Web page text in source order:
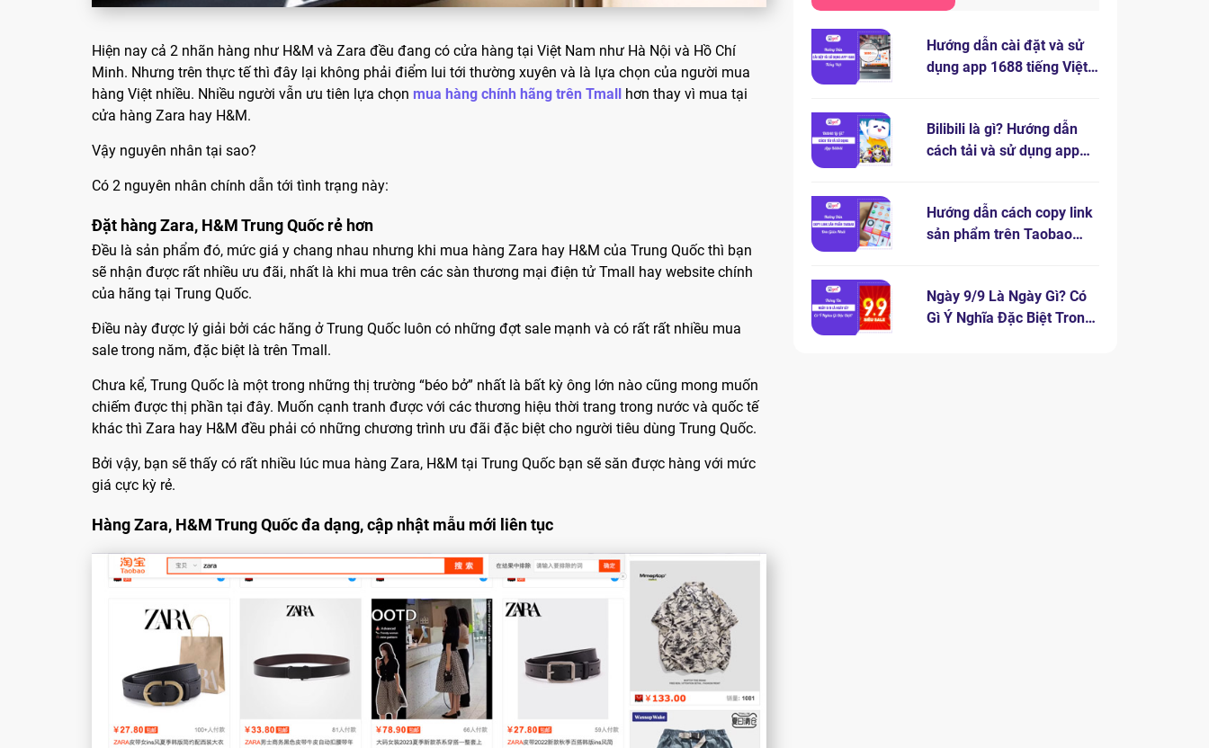
Hiện nay cả 2 nhãn hàng như H&M và Zara đều đang có cửa hàng tại Việt Nam như Hà Nội và Hồ Chí
Minh. Nhưng trên thực tế thì đây lại không phải điểm lui tới thường xuyên và là lựa chọn của người mua
hàng Việt nhiều. Nhiều người vẫn ưu tiên lựa chọn mua hàng chính hãng trên Tmall hơn thay vì mua tại
cửa hàng Zara hay H&M.
Vậy nguyên nhân tại sao?
Có 2 nguyên nhân chính dẫn tới tình trạng này:
Đặt hàng Zara, H&M Trung Quốc rẻ hơn
Đều là sản phẩm đó, mức giá y chang nhau nhưng khi mua hàng Zara hay H&M của Trung Quốc thì bạn
sẽ nhận được rất nhiều ưu đãi, nhất là khi mua trên các sàn thương mại điện tử Tmall hay website chính
của hãng tại Trung Quốc.
Điều này được lý giải bởi các hãng ở Trung Quốc luôn có những đợt sale mạnh và có rất rất nhiều mua
sale trong năm, đặc biệt là trên Tmall.
Chưa kể, Trung Quốc là một trong những thị trường “béo bở” nhất là bất kỳ ông lớn nào cũng mong muốn
chiếm được thị phần tại đây. Muốn cạnh tranh được với các thương hiệu thời trang trong nước và quốc tế
khác thì Zara hay H&M đều phải có những chương trình ưu đãi đặc biệt cho người tiêu dùng Trung Quốc.
Bởi vậy, bạn sẽ thấy có rất nhiều lúc mua hàng Zara, H&M tại Trung Quốc bạn sẽ săn được hàng với mức
giá cực kỳ rẻ.
Hàng Zara, H&M Trung Quốc đa dạng, cập nhật mẫu mới liên tục
Hướng dẫn cài đặt và sử
dụng app 1688 tiếng Việt
Bilibili là gì? Hướng dẫn
cách tải và sử dụng app
Hướng dẫn cách copy link
sản phẩm trên Taobao
Ngày 9/9 Là Ngày Gì? Có
Gì Ý Nghĩa Đặc Biệt Trong